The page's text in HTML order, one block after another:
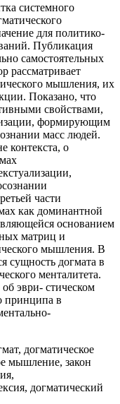
системного
для политико-
Публикация
самостоятельных
рассматривает
мышления, их
Показано, что
свойствами,
формирующим
масс людей.
контекста, о
части
как доминантной
основанием
матриц и
мышления. В
сущность догмата в
менталитета.
эври- стическом
принципа в
догматическое
мышление, закон
догматический